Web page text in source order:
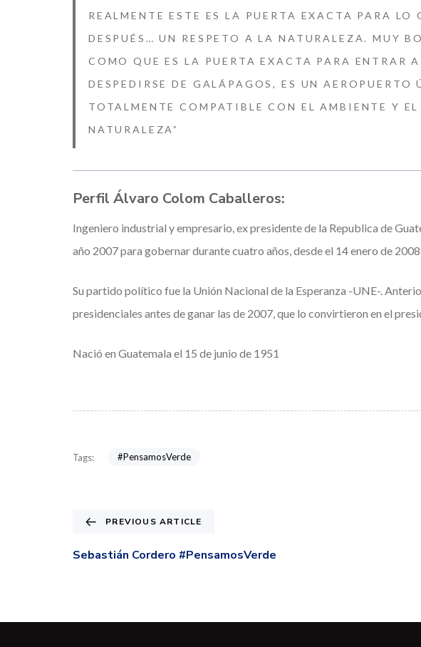
REALMENTE ESTE ES LA PUERTA EXACTA PARA LO
DESPUÉS… UN RESPETO A LA NATURALEZA. MUY
COMO QUE ES LA PUERTA EXACTA PARA ENTRAR
DESPEDIRSE DE GALÁPAGOS, ES UN AEROPUERTO
TOTALMENTE COMPATIBLE CON EL AMBIENTE Y EL
NATURALEZA”
Perfil Álvaro Colom Caballeros:
Ingeniero industrial y empresario, ex presidente de la Republica de
año 2007 para gobernar durante cuatro años, desde el 14 enero de
Su partido político fue la Unión Nacional de la Esperanza -UNE-.
presidenciales antes de ganar las de 2007, que lo convirtieron en el
Nació en Guatemala el 15 de junio de 1951
Tags: #PensamosVerde
PREVIOUS ARTICLE
Sebastián Cordero #PensamosVerde